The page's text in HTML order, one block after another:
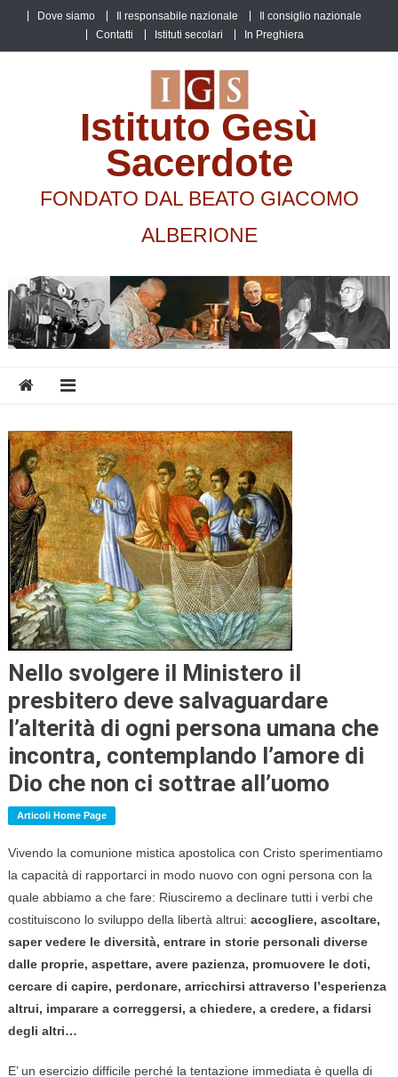
content
Dove siamo Il responsabile nazionale
Il consiglio nazionale
Contatti
Istituti secolari In Preghiera
Istituto Gesù
Sacerdote
FONDATO DAL BEATO GIACOMO
ALBERIONE
Nello svolgere il Ministero il
presbitero deve salvaguardare
l’alterità di ogni persona umana che
incontra, contemplando l’amore di
Dio che non ci sottrae all’uomo
Articoli Home Page
Vivendo la comunione mistica apostolica con Cristo sperimentiamo
la capacità di rapportarci in modo nuovo con ogni persona con la
quale abbiamo a che fare: Riusciremo a declinare tutti i verbi che
costituiscono lo sviluppo della libertà altrui: accogliere, ascoltare,
saper vedere le diversità, entrare in storie personali diverse
dalle proprie, aspettare, avere pazienza, promuovere le doti,
cercare di capire, perdonare, arricchirsi attraverso l’esperienza
altrui, imparare a correggersi, a chiedere, a credere, a fidarsi
degli altri…
E’ un esercizio difficile perché la tentazione immediata è quella di